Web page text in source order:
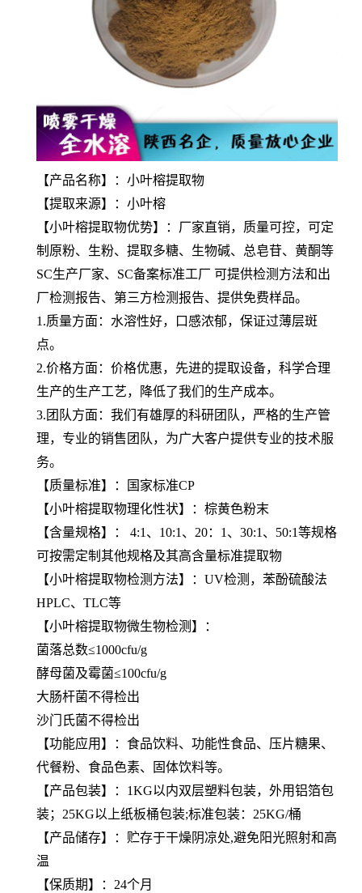
【产品名称】：小叶榕提取物
【提取来源】：小叶榕
【小叶榕提取物优势】：厂家直销，质量可控，可定
制原粉、生粉、提取多糖、生物碱、总皂苷、黄酮等
SC生产厂家、SC备案标准工厂 可提供检测方法和出
厂检测报告、第三方检测报告、提供免费样品。
1.质量方面：水溶性好，口感浓郁，保证过薄层斑
点。
2.价格方面：价格优惠，先进的提取设备，科学合理
生产的生产工艺，降低了我们的生产成本。
3.团队方面：我们有雄厚的科研团队，严格的生产管
理，专业的销售团队，为广大客户提供专业的技术服
务。
【质量标准】：国家标准CP
【小叶榕提取物理化性状】：棕黄色粉末
【含量规格】： 4:1、10:1、20：1、30:1、50:1等规格
可按需定制其他规格及其高含量标准提取物
【小叶榕提取物检测方法】：UV检测，苯酚硫酸法
HPLC、TLC等
【小叶榕提取物微生物检测】：
菌落总数≤1000cfu/g
酵母菌及霉菌≤100cfu/g
大肠杆菌不得检出
沙门氏菌不得检出
【功能应用】：食品饮料、功能性食品、压片糖果、
代餐粉、食品色素、固体饮料等。
【产品包装】：1KG以内双层塑料包装，外用铝箔包
装；25KG以上纸板桶包装;标准包装：25KG/桶
【产品储存】：贮存于干燥阴凉处,避免阳光照射和高
温
【保质期】：24个月